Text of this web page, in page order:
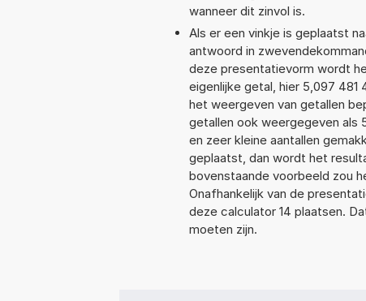
wanneer dit zinvol is.
Als er een vinkje is geplaatst
antwoord in
deze presentatievorm wordt
eigenlijke getal, hier 5,097
het weergeven van getallen
getallen ook weergegeven als
en zeer kleine aantallen
geplaatst, dan wordt het
bovenstaande voorbeeld zou
Onafhankelijk van de
deze calculator 14 plaatsen.
moeten zijn.